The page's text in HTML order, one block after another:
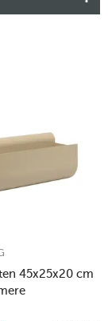
45x25x20 cm